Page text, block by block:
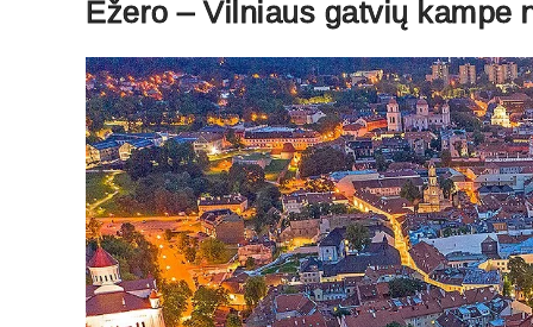
Ežero – Vilniaus gatvių kampe